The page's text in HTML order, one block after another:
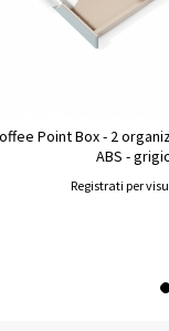
Point Box - 2
ABS -
Registrati per